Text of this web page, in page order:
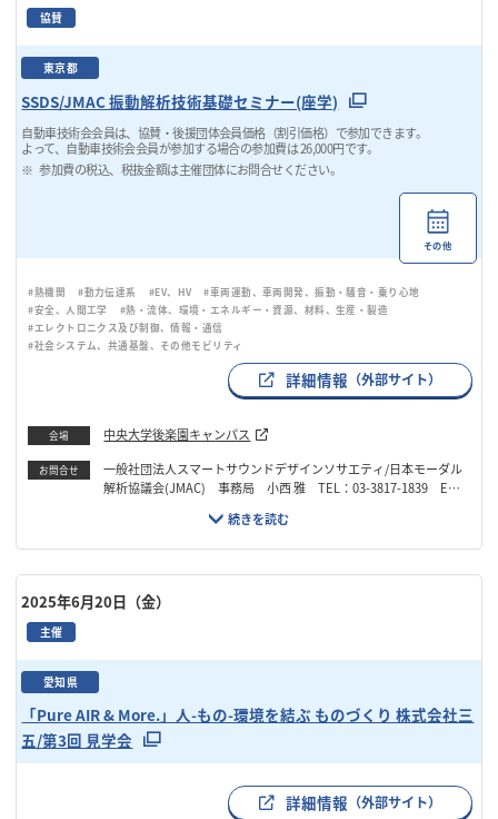
協賛
東京都
SSDS/JMAC 振動解析技術基礎セミナー(座学)
自動車技術会会員は、協賛・後援団体会員価格（割引価格）で参加できます。
よって、自動車技術会会員が参加する場合の参加費は 26,000円です。
参加費の税込、税抜金額は主催団体にお問合せください。
その他
#熱機関 #動力伝達系 #EV、HV
#車両運動、車両開発、振動・騒音・乗り心地
#安全、人間工学
#熱・流体、環境・エネルギー・資源、材料、生産・製造
#エレクトロニクス及び制御、情報・通信
#社会システム、共通基盤、その他モビリティ
詳細情報 （外部サイト）
会場 中央大学後楽園キャンパス
お問合せ
一般社団法人スマートサウンドデザインソサエティ/日本モーダル
解析協議会(JMAC) 事務局 小西 雅 TEL：03-3817-1839 Emai
2025年6月20日（金）
主催
愛知県
「Pure AIR & More.」人-もの-環境を結ぶ ものづくり 株式会社三
五/第3回 見学会
詳細情報 （外部サイト）